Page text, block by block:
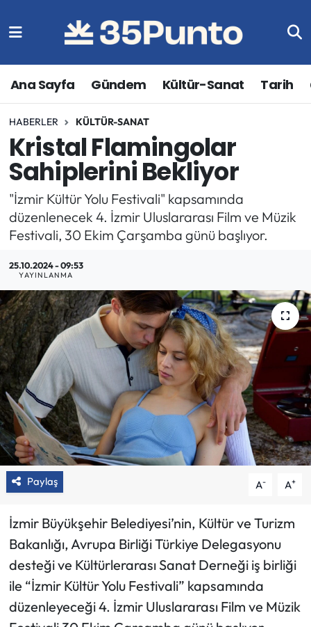
Ana Sayfa Gündem Kültür-Sanat Tarih
HABERLER KÜLTÜR-SANAT
Kristal Flamingolar
Sahiplerini Bekliyor
"İzmir Kültür Yolu Festivali" kapsamında
düzenlenecek 4. İzmir Uluslararası Film ve Müzik
Festivali, 30 Ekim Çarşamba günü başlıyor.
25.10.2024 - 09:53
YAYINLANMA
Paylaş A- A+
İzmir Büyükşehir Belediyesi’nin, Kültür ve Turizm
Bakanlığı, Avrupa Birliği Türkiye Delegasyonu
desteği ve Kültürlerarası Sanat Derneği iş birliği
ile “İzmir Kültür Yolu Festivali” kapsamında
düzenleyeceği 4. İzmir Uluslararası Film ve Müzik